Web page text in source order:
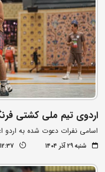
اردوی تیم ملی کشتی
اسامی نفرات دعوت شده به اردو
شنبه ۲۹ آذر ۱۴۰۴ 12:37